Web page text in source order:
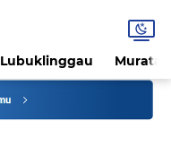
Lubuklinggau